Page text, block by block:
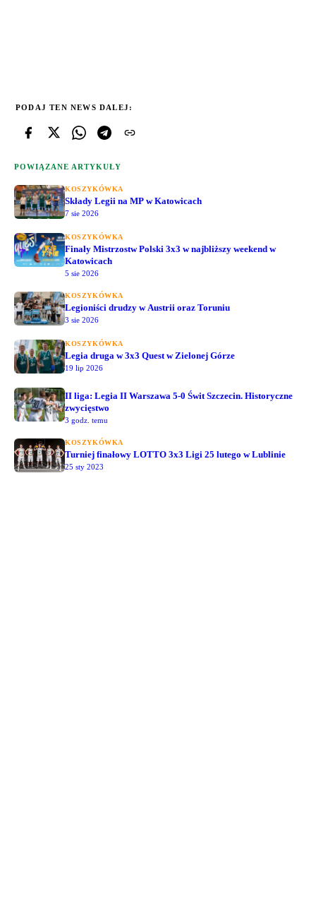
PODAJ TEN NEWS DALEJ:
POWIĄZANE ARTYKUŁY
KOSZYKÓWKA
Składy Legii na MP w Katowicach
7 sie 2026
KOSZYKÓWKA
Finały Mistrzostw Polski 3x3 w najbliższy weekend w
Katowicach
5 sie 2026
KOSZYKÓWKA
Legioniści drudzy w Austrii oraz Toruniu
3 sie 2026
KOSZYKÓWKA
Legia druga w 3x3 Quest w Zielonej Górze
19 lip 2026
II liga: Legia II Warszawa 5-0 Świt Szczecin. Historyczne
zwycięstwo
3 godz. temu
KOSZYKÓWKA
Turniej finałowy LOTTO 3x3 Ligi 25 lutego w Lublinie
25 sty 2023